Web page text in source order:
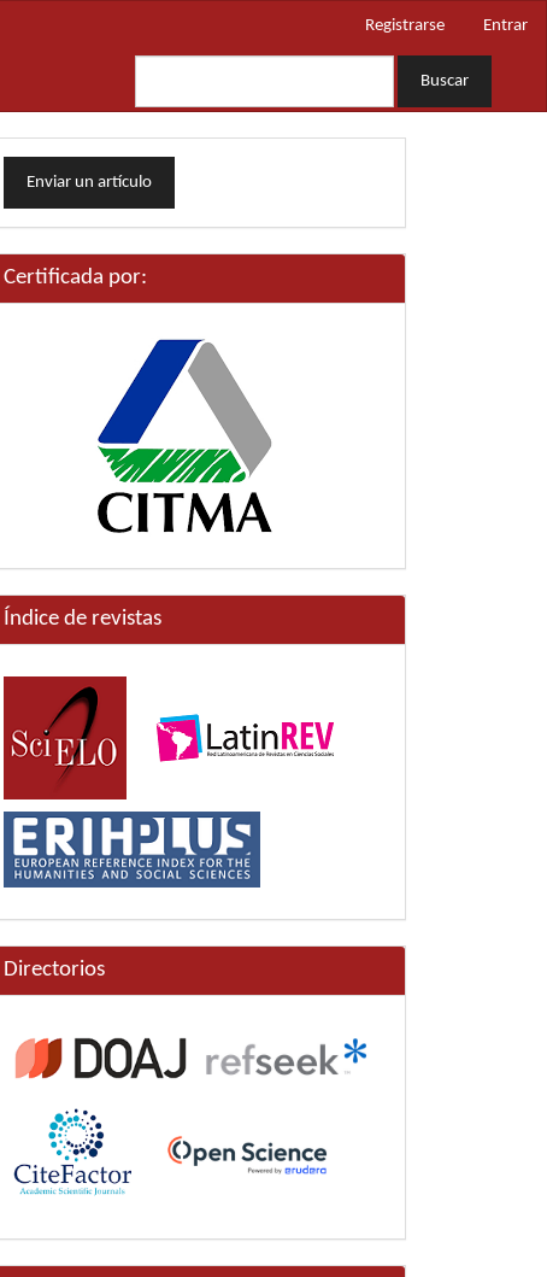
Registrarse Entrar
Buscar
Enviar
unEnviar un artículo
Certificada por:
Índice de revistas
Directorios